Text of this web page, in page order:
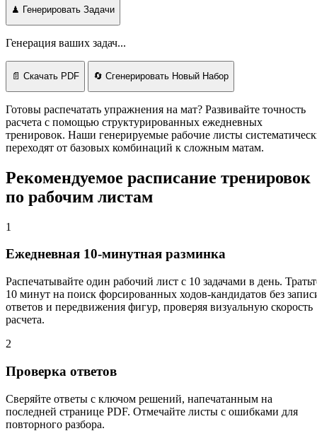
♟ Генерировать Задачи
Генерация ваших задач...
📄 Скачать PDF 🔄 Сгенерировать Новый Набор
Готовы распечатать упражнения на мат? Развивайте точность
расчета с помощью структурированных ежедневных
тренировок. Наши генерируемые рабочие листы
переходят от базовых комбинаций к сложным матам.
Рекомендуемое расписание тренировок
по рабочим листам
1
Ежедневная 10-минутная разминка
Распечатывайте один рабочий лист с 10 задачами в день.
10 минут на поиск форсированных ходов-кандидатов без
ответов и передвижения фигур, проверяя визуальную скорость
расчета.
2
Проверка ответов
Сверяйте ответы с ключом решений, напечатанным на
последней странице PDF. Отмечайте листы с ошибками для
повторного разбора.